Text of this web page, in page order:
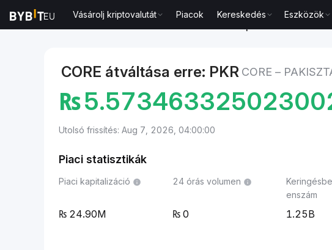
Vásárolj kriptovalutát Piacok Kereskedés Eszközök
CORE átváltása erre: PKR CORE –
₨
Utolsó frissítés: Aug 7, 2026, 04:00:00
Piaci statisztikák
Piaci kapitalizáció
24.90M
24 órás volumen
0
enszám
1.25B